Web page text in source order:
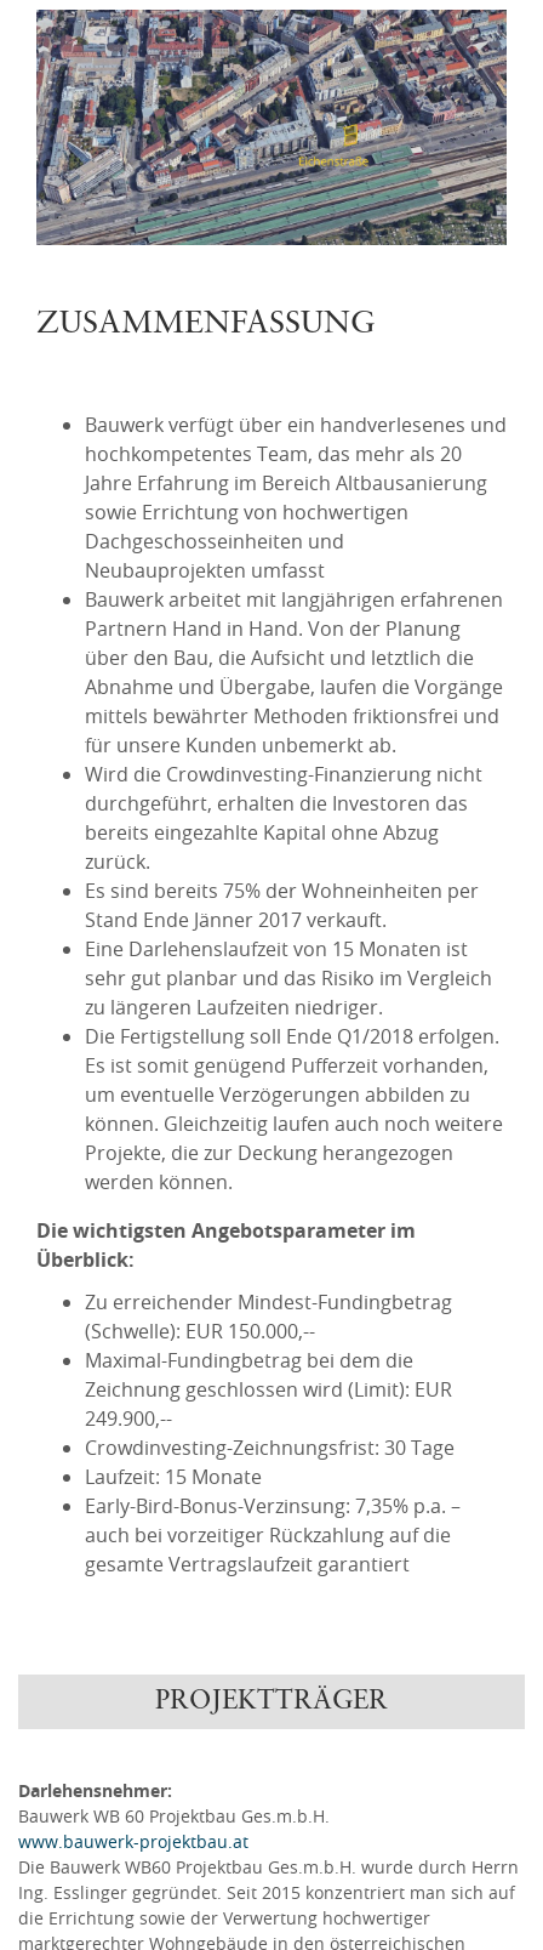
ZUSAMMENFASSUNG
Bauwerk verfügt über ein handverlesenes und
hochkompetentes Team, das mehr als 20
Jahre Erfahrung im Bereich Altbausanierung
sowie Errichtung von hochwertigen
Dachgeschosseinheiten und
Neubauprojekten umfasst
Bauwerk arbeitet mit langjährigen erfahrenen
Partnern Hand in Hand. Von der Planung
über den Bau, die Aufsicht und letztlich die
Abnahme und Übergabe, laufen die Vorgänge
mittels bewährter Methoden friktionsfrei und
für unsere Kunden unbemerkt ab.
Wird die Crowdinvesting-Finanzierung nicht
durchgeführt, erhalten die Investoren das
bereits eingezahlte Kapital ohne Abzug
zurück.
Es sind bereits 75% der Wohneinheiten per
Stand Ende Jänner 2017 verkauft.
Eine Darlehenslaufzeit von 15 Monaten ist
sehr gut planbar und das Risiko im Vergleich
zu längeren Laufzeiten niedriger.
Die Fertigstellung soll Ende Q1/2018 erfolgen.
Es ist somit genügend Pufferzeit vorhanden,
um eventuelle Verzögerungen abbilden zu
können. Gleichzeitig laufen auch noch weitere
Projekte, die zur Deckung herangezogen
werden können.
Die wichtigsten Angebotsparameter im
Überblick:
Zu erreichender Mindest-Fundingbetrag
(Schwelle): EUR 150.000,--
Maximal-Fundingbetrag bei dem die
Zeichnung geschlossen wird (Limit): EUR
249.900,--
Crowdinvesting-Zeichnungsfrist: 30 Tage
Laufzeit: 15 Monate
Early-Bird-Bonus-Verzinsung: 7,35% p.a. –
auch bei vorzeitiger Rückzahlung auf die
gesamte Vertragslaufzeit garantiert
PROJEKTTRÄGER
Darlehensnehmer:
Bauwerk WB 60 Projektbau Ges.m.b.H.
www.bauwerk-projektbau.at
Die Bauwerk WB60 Projektbau Ges.m.b.H. wurde durch Herrn
Ing. Esslinger gegründet. Seit 2015 konzentriert man sich auf
die Errichtung sowie der Verwertung hochwertiger
marktgerechter Wohngebäude in den österreichischen